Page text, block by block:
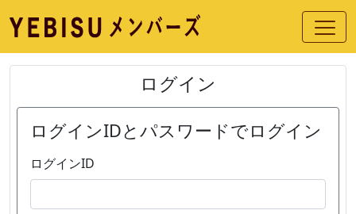
ログイン
ログインIDとパスワードでログイン
ログインID